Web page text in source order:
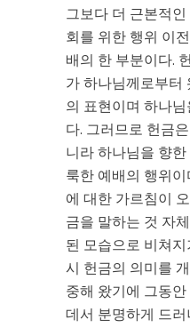
그보다 더 근본적
회를 위한 행위 이
배의 한 부분이다.
가 하나님께로부터
의 표현이며 하나
다. 그러므로 헌금
니라 하나님을 향
룩한 예배의 행위
에 대한 가르침이
금을 말하는 것 자
된 모습으로 비쳐
시 헌금의 의미를
중해 왔기에 그동
데서 분명하게 드